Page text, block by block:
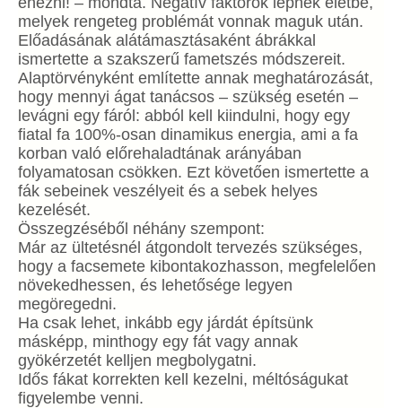
melyek rengeteg problémát vonnak maguk után.
Előadásának alátámasztásaként ábrákkal
ismertette a szakszerű fametszés módszereit.
Alaptörvényként említette annak meghatározását,
hogy mennyi ágat tanácsos – szükség esetén –
levágni egy fáról: abból kell kiindulni, hogy egy
fiatal fa 100%-osan dinamikus energia, ami a fa
korban való előrehaladtának arányában
folyamatosan csökken. Ezt követően ismertette a
fák sebeinek veszélyeit és a sebek helyes
kezelését.
Összegzéséből néhány szempont:
Már az ültetésnél átgondolt tervezés szükséges,
hogy a facsemete kibontakozhasson, megfelelően
növekedhessen, és lehetősége legyen
megöregedni.
Ha csak lehet, inkább egy járdát építsünk
másképp, minthogy egy fát vagy annak
gyökérzetét kelljen megbolygatni.
Idős fákat korrekten kell kezelni, méltóságukat
figyelembe venni.